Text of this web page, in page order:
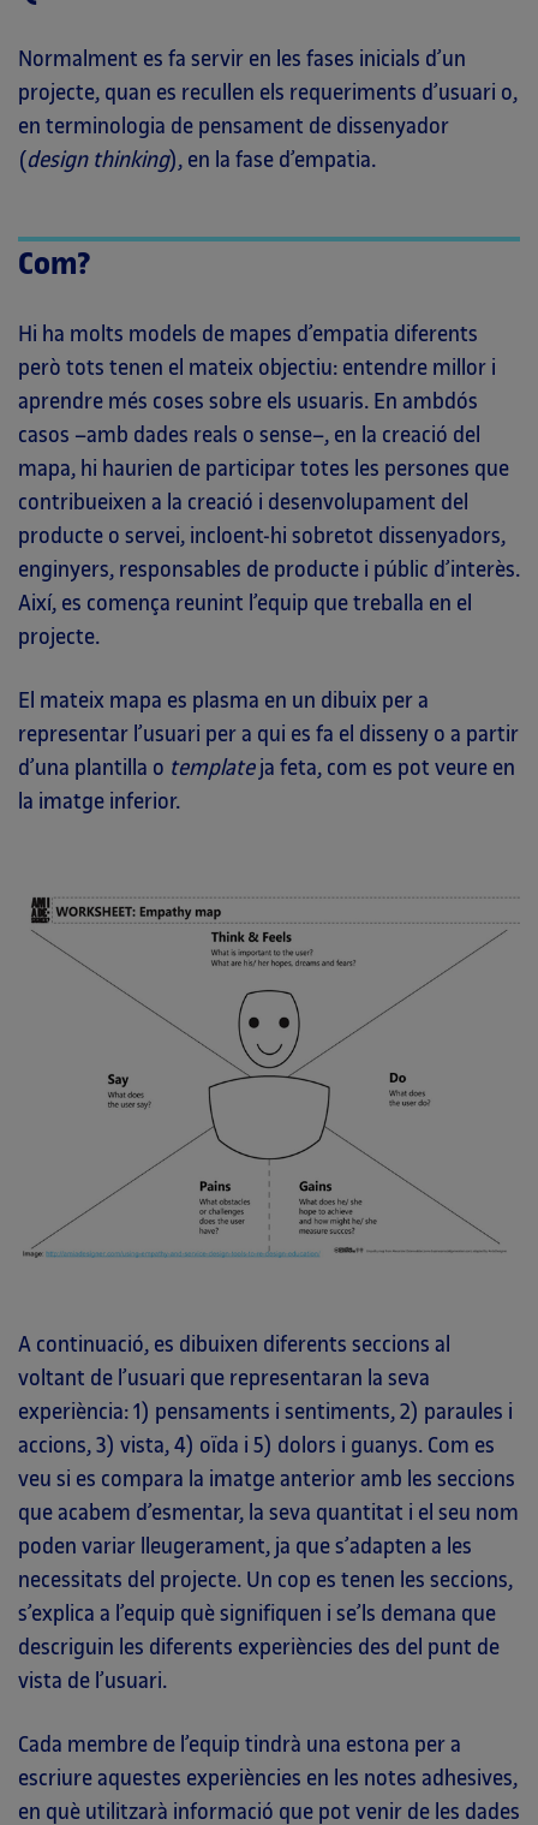
Normalment es fa servir en les fases inicials d’un
projecte, quan es recullen els requeriments d’usuari o,
en terminologia de pensament de dissenyador
(design thinking), en la fase d’empatia.
Com?
Hi ha molts models de mapes d’empatia diferents
però tots tenen el mateix objectiu: entendre millor i
aprendre més coses sobre els usuaris. En ambdós
casos –amb dades reals o sense–, en la creació del
mapa, hi haurien de participar totes les persones que
contribueixen a la creació i desenvolupament del
producte o servei, incloent-hi sobretot dissenyadors,
enginyers, responsables de producte i públic d’interès.
Així, es comença reunint l’equip que treballa en el
projecte.
El mateix mapa es plasma en un dibuix per a
representar l’usuari per a qui es fa el disseny o a partir
d’una plantilla o templateja feta, com es pot veure en
la imatge inferior.
A continuació, es dibuixen diferents seccions al
voltant de l’usuari que representaran la seva
experiència: 1) pensaments i sentiments, 2) paraules i
accions, 3) vista, 4) oïda i 5) dolors i guanys. Com es
veu si es compara la imatge anterior amb les seccions
que acabem d’esmentar, la seva quantitat i el seu nom
poden variar lleugerament, ja que s’adapten a les
necessitats del projecte. Un cop es tenen les seccions,
s’explica a l’equip què signifiquen i se’ls demana que
descriguin les diferents experiències des del punt de
vista de l’usuari.
Cada membre de l’equip tindrà una estona per a
escriure aquestes experiències en les notes adhesives,
en què utilitzarà informació que pot venir de les dades